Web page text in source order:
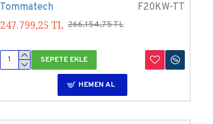
Tommatech F20KW-TT
247.799,25 TL 266.154,75 TL
SEPETE EKLE
HEMEN AL